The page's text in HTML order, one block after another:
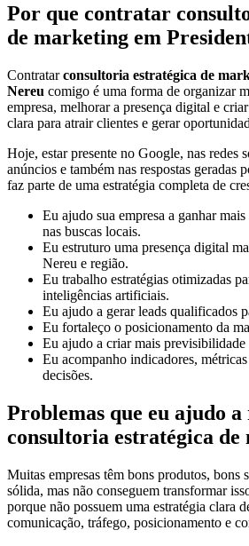
Por que contratar
de marketing em
Contratarconsultoria estratégica de
Nereu comigo é uma forma de organizar
empresa, melhorar a presença digital e
clara para atrair clientes e gerar
Hoje, estar presente no Google, nas redes
anúncios e também nas respostas geradas
faz parte de uma estratégia completa de
Eu ajudo sua empresa a ganhar
nas buscas locais.
Eu estruturo uma presença digital
Nereu e região.
Eu trabalho estratégias otimizadas
inteligências artificiais.
Eu ajudo a gerar leads qualificados
Eu fortaleço o posicionamento da
Eu ajudo a criar mais previsibilidade
Eu acompanho indicadores,
decisões.
Problemas que eu ajudo
consultoria estratégica
Muitas empresas têm bons produtos, bons
sólida, mas não conseguem transformar
porque não possuem uma estratégia clara
comunicação, tráfego, posicionamento e